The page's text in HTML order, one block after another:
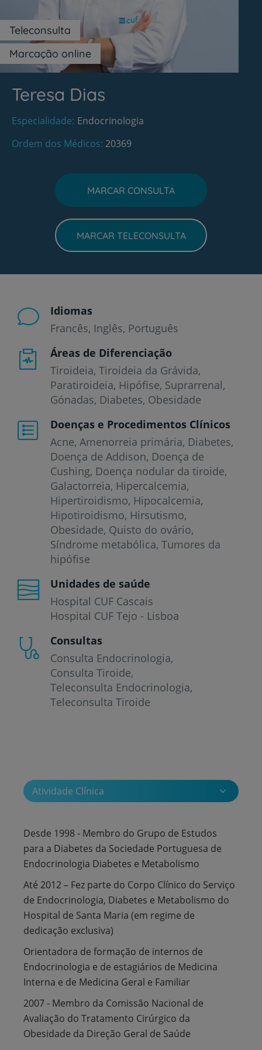
Marcação online
Teleconsulta
Teresa Dias
Especialidade Endocrinologia
Ordem dos Médicos 20369
MARCAR CONSULTA
MARCAR TELECONSULTA
Idiomas
Francês Inglês Português
Áreas de Diferenciação
Tiroideia, Tiroideia da Grávida,
Paratiroideia, Hipófise, Suprarrenal,
Gónadas, Diabetes, Obesidade
Doenças e Procedimentos Clínicos
Acne Amenorreia primária Diabetes
Doença de Addison Doença de
Cushing Doença nodular da tiroide
Galactorreia Hipercalcemia
Hipertiroidismo Hipocalcemia
Hipotiroidismo Hirsutismo
Obesidade Quisto do ovário
Síndrome metabólica Tumores da
hipófise
Unidades de saúde
Hospital CUF Cascais
Hospital CUF Tejo - Lisboa
Consultas
Consulta Endocrinologia
Consulta Tiroide
Teleconsulta Endocrinologia
Teleconsulta Tiroide
Atividade Clínica
Desde 1998 - Membro do Grupo de Estudos
para a Diabetes da Sociedade Portuguesa de
Endocrinologia Diabetes e Metabolismo
Até 2012 – Fez parte do Corpo Clínico do Serviço
de Endocrinologia, Diabetes e Metabolismo do
Hospital de Santa Maria (em regime de
dedicação exclusiva)
Orientadora de formação de internos de
Endocrinologia e de estagiários de Medicina
Interna e de Medicina Geral e Familiar
2007 - Membro da Comissão Nacional de
Avaliação do Tratamento Cirúrgico da
Obesidade da Direção Geral de Saúde